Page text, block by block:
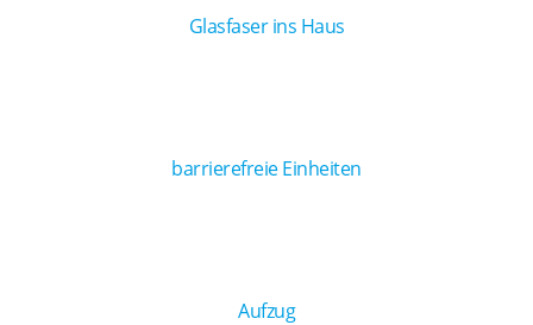
Glasfaser ins Haus
barrierefreie Einheiten
Aufzug